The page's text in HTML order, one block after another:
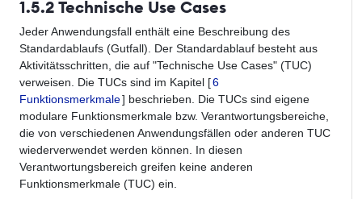
1.5.2 Technische Use Cases
Jeder Anwendungsfall enthält eine Beschreibung des
Standardablaufs (Gutfall). Der Standardablauf besteht aus
Aktivitätsschritten, die auf "Technische Use Cases" (TUC)
verweisen. Die TUCs sind im Kapitel [6
Funktionsmerkmale] beschrieben. Die TUCs sind eigene
modulare Funktionsmerkmale bzw. Verantwortungsbereiche,
die von verschiedenen Anwendungsfällen oder anderen TUC
wiederverwendet werden können. In diesen
Verantwortungsbereich greifen keine anderen
Funktionsmerkmale (TUC) ein.